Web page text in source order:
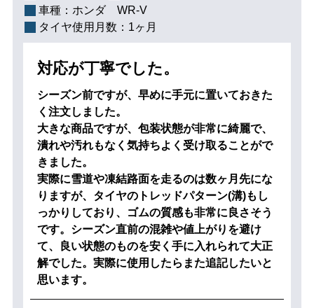
車種： ホンダ WR-V
タイヤ使用月数： 1ヶ月
対応が丁寧でした。
シーズン前ですが、早めに手元に置いておきた
く注文しました。
大きな商品ですが、包装状態が非常に綺麗で、
潰れや汚れもなく気持ちよく受け取ることがで
きました。
実際に雪道や凍結路面を走るのは数ヶ月先にな
りますが、タイヤのトレッドパターン(溝)もし
っかりしており、ゴムの質感も非常に良さそう
です。シーズン直前の混雑や値上がりを避け
て、良い状態のものを安く手に入れられて大正
解でした。実際に使用したらまた追記したいと
思います。